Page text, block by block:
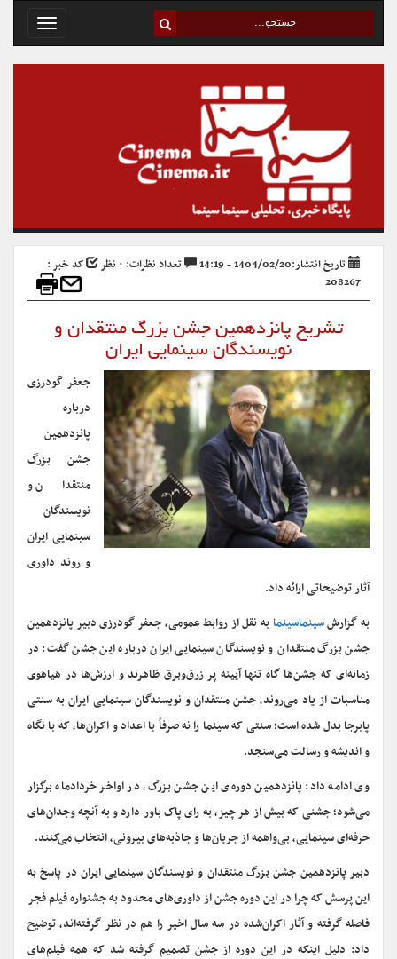
Toggle
تاریخ انتشار:1404/02/20 - 14:19 تعداد نظرات: ۰ نظر
کد خبر :
208267
تشریح پانزدهمین جشن بزرگ منتقدان و
نویسندگان سینمایی ایران
جعفر گودرزی
درباره
پانزدهمین
جشن بزرگ
منتقدان و
نویسندگان
سینمایی ایران
و روند داوری
آثار توضیحاتی ارائه داد.
به گزارشسینماسینمابه نقل از روابط عمومی، جعفر گودرزی دبیر پانزدهمین
جشن بزرگ منتقدان و نویسندگان سینمایی ایران درباره این جشن گفت: در
زمانه‌ای که جشن‌ها گاه تنها آیینه پر زرق‌وبرق ظاهرند و ارزش‌ها در هیاهوی
مناسبات از یاد می‌روند، جشن منتقدان و نویسندگان سینمایی ایران به سنتی
پابرجا بدل شده است؛ سنتی که سینما را نه صرفاً با اعداد و اکران‌ها، که با نگاه
و اندیشه و رسالت می‌سنجد.
وی ادامه داد: پانزدهمین دوره‌ی این جشن بزرگ، در اواخر خردادماه برگزار
می‌شود؛ جشنی که بیش از هر چیز، به رای پاک باور دارد و به آنچه وجدان‌های
حرفه‌ای سینمایی، بی‌واهمه از جریان‌ها و جاذبه‌های بیرونی، انتخاب می‌کنند.
دبیر پانزدهمین جشن بزرگ منتقدان و نویسندگان سینمایی ایران در پاسخ به
این پرسش که چرا در این دوره جشن از داوری‌های محدود به جشنواره‌ فیلم فجر
فاصله گرفته‌ و آثار اکران‌شده در سه سال اخیر را هم در نظر گرفته‌اند، توضیح
داد: دلیل اینکه در این دوره از جشن تصمیم گرفته شد که همه فیلم‌های